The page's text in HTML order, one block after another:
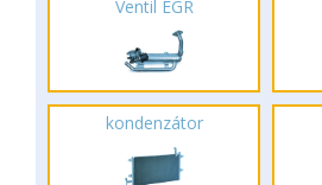
Ventil EGR
kondenzátor